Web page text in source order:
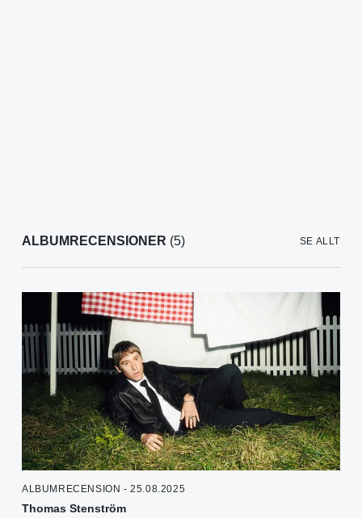
ALBUMRECENSIONER (5) SE ALLT
ALBUMRECENSION - 25.08.2025
Thomas Stenström